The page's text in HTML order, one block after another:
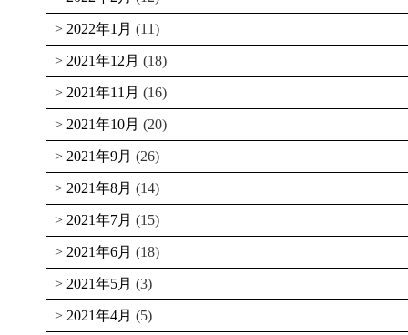
2022年1月 (11)
2021年12月 (18)
2021年11月 (16)
2021年10月 (20)
2021年9月 (26)
2021年8月 (14)
2021年7月 (15)
2021年6月 (18)
2021年5月 (3)
2021年4月 (5)